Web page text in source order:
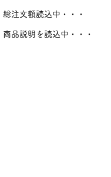
総注文額読込中・・・
商品説明を読込中・・・